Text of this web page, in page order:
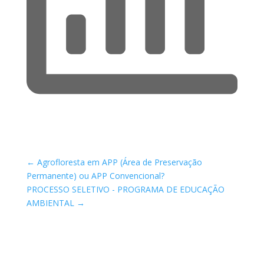
← Agrofloresta em APP (Área de Preservação
Permanente) ou APP Convencional?
PROCESSO SELETIVO - PROGRAMA DE EDUCAÇÃO
AMBIENTAL→